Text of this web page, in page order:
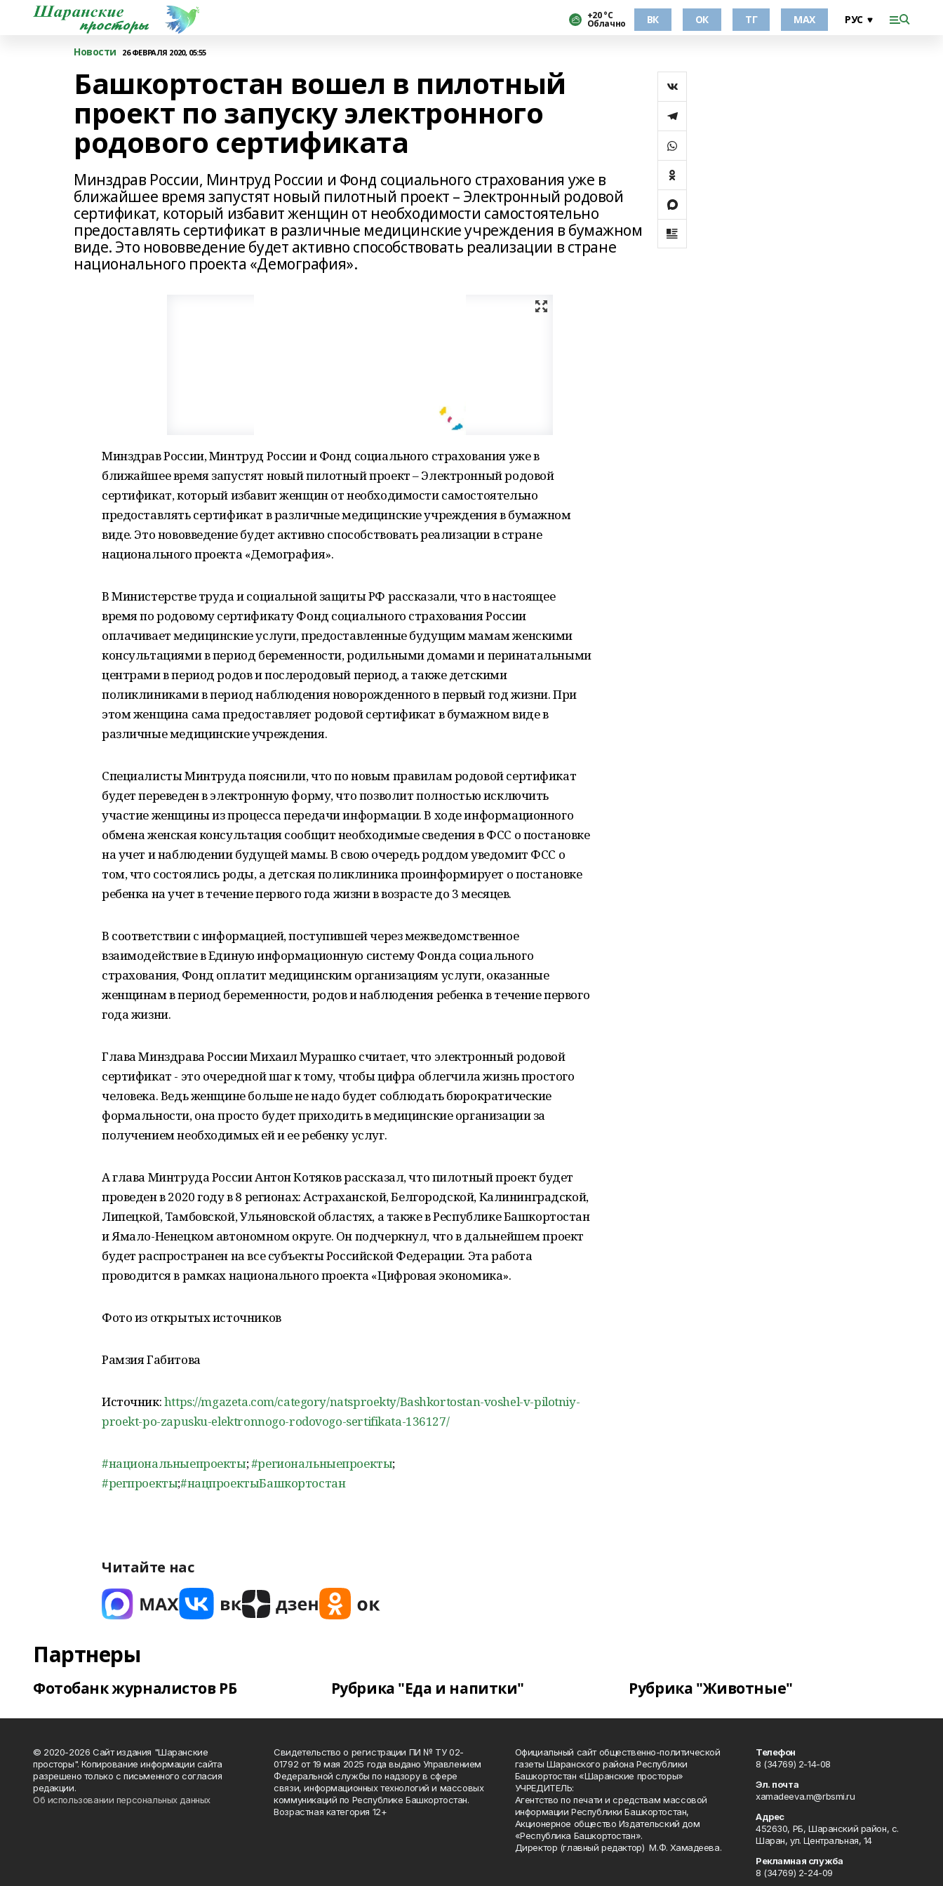
+20 °С
Облачно ВК ОК ТГ МАХ
Новости 26 ФЕВРАЛЯ 2020, 05:55
Башкортостан вошел в пилотный
проект по запуску электронного
родового сертификата
Минздрав России, Минтруд России и Фонд социального страхования уже в
ближайшее время запустят новый пилотный проект – Электронный родовой
сертификат, который избавит женщин от необходимости самостоятельно
предоставлять сертификат в различные медицинские учреждения в бумажном
виде. Это нововведение будет активно способствовать реализации в стране
национального проекта «Демография».
Минздрав России, Минтруд России и Фонд социального страхования уже в
ближайшее время запустят новый пилотный проект – Электронный родовой
сертификат, который избавит женщин от необходимости самостоятельно
предоставлять сертификат в различные медицинские учреждения в бумажном
виде. Это нововведение будет активно способствовать реализации в стране
национального проекта «Демография».
В Министерстве труда и социальной защиты РФ рассказали, что в настоящее
время по родовому сертификату Фонд социального страхования России
оплачивает медицинские услуги, предоставленные будущим мамам женскими
консультациями в период беременности, родильными домами и перинатальными
центрами в период родов и послеродовый период, а также детскими
поликлиниками в период наблюдения новорожденного в первый год жизни. При
этом женщина сама предоставляет родовой сертификат в бумажном виде в
различные медицинские учреждения.
Специалисты Минтруда пояснили, что по новым правилам родовой сертификат
будет переведен в электронную форму, что позволит полностью исключить
участие женщины из процесса передачи информации. В ходе информационного
обмена женская консультация сообщит необходимые сведения в ФСС о постановке
на учет и наблюдении будущей мамы. В свою очередь роддом уведомит ФСС о
том, что состоялись роды, а детская поликлиника проинформирует о постановке
ребенка на учет в течение первого года жизни в возрасте до 3 месяцев.
В соответствии с информацией, поступившей через межведомственное
взаимодействие в Единую информационную систему Фонда социального
страхования, Фонд оплатит медицинским организациям услуги, оказанные
женщинам в период беременности, родов и наблюдения ребенка в течение первого
года жизни.
Глава Минздрава России Михаил Мурашко считает, что электронный родовой
сертификат - это очередной шаг к тому, чтобы цифра облегчила жизнь простого
человека. Ведь женщине больше не надо будет соблюдать бюрократические
формальности, она просто будет приходить в медицинские организации за
получением необходимых ей и ее ребенку услуг.
А глава Минтруда России Антон Котяков рассказал, что пилотный проект будет
проведен в 2020 году в 8 регионах: Астраханской, Белгородской, Калининградской,
Липецкой, Тамбовской, Ульяновской областях, а также в Республике Башкортостан
и Ямало-Ненецком автономном округе. Он подчеркнул, что в дальнейшем проект
будет распространен на все субъекты Российской Федерации. Эта работа
проводится в рамках национального проекта «Цифровая экономика».
Фото из открытых источников
Рамзия Габитова
Источник:https://mgazeta.com/category/natsproekty/Bashkortostan-voshel-v-pilotniy-
proekt-po-zapusku-elektronnogo-rodovogo-sertifikata-136127/
#национальныепроекты;#региональныепроекты;
#регпроекты;#нацпроектыБашкортостан
Читайте нас
Партнеры
Фотобанк журналистов РБ Рубрика "Еда и напитки" Рубрика "Животные"
© 2020-2026 Сайт издания "Шаранские
просторы". Копирование информации сайта
разрешено только с письменного согласия
редакции.
Об использовании персональных данных
Свидетельство о регистрации ПИ № ТУ 02-
01792 от 19 мая 2025 года выдано Управлением
Федеральной службы по надзору в сфере
связи, информационных технологий и массовых
коммуникаций по Республике Башкортостан.
Возрастная категория 12+
Официальный сайт общественно-политической
газеты Шаранского района Республики
Башкортостан «Шаранские просторы»
УЧРЕДИТЕЛЬ:
Агентство по печати и средствам массовой
информации Республики Башкортостан,
Акционерное общество Издательский дом
«Республика Башкортостан».
Директор (главный редактор) М.Ф. Хамадеева.
Телефон
8 (34769) 2-14-08
Эл. почта
xamadeeva.m@rbsmi.ru
Адрес
452630, РБ, Шаранский район, с.
Шаран, ул. Центральная, 14
Рекламная служба
8 (34769) 2-24-09